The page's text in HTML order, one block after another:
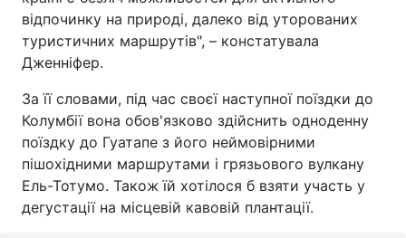
відпочинку на природі, далеко від уторованих
туристичних маршрутів", – констатувала
Дженніфер.
За її словами, під час своєї наступної поїздки до
Колумбії вона обов'язково здійснить одноденну
поїздку до Гуатапе з його неймовірними
пішохідними маршрутами і грязьового вулкану
Ель-Тотумо. Також їй хотілося б взяти участь у
дегустації на місцевій кавовій плантації.